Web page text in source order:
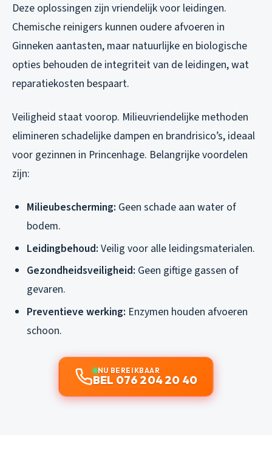
Deze oplossingen zijn vriendelijk voor leidingen.
Chemische reinigers kunnen oudere afvoeren in
Ginneken aantasten, maar natuurlijke en biologische
opties behouden de integriteit van de leidingen, wat
reparatiekosten bespaart.
Veiligheid staat voorop. Milieuvriendelijke methoden
elimineren schadelijke dampen en brandrisico’s, ideaal
voor gezinnen in Princenhage. Belangrijke voordelen
zijn:
Milieubescherming: Geen schade aan water of
bodem.
Leidingbehoud: Veilig voor alle leidingsmaterialen.
Gezondheidsveiligheid: Geen giftige gassen of
gevaren.
Preventieve werking: Enzymen houden afvoeren
schoon.
NU BEREIKBAAR
BEL 076 204 20 40